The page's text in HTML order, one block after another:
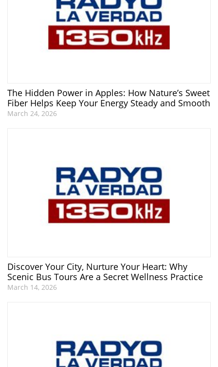
The Hidden Power in Apples: How Nature’s Sweet
Fiber Helps Keep Your Energy Steady and Smooth
March 24, 2026
Discover Your City, Nurture Your Heart: Why
Scenic Bus Tours Are a Secret Wellness Practice
March 14, 2026